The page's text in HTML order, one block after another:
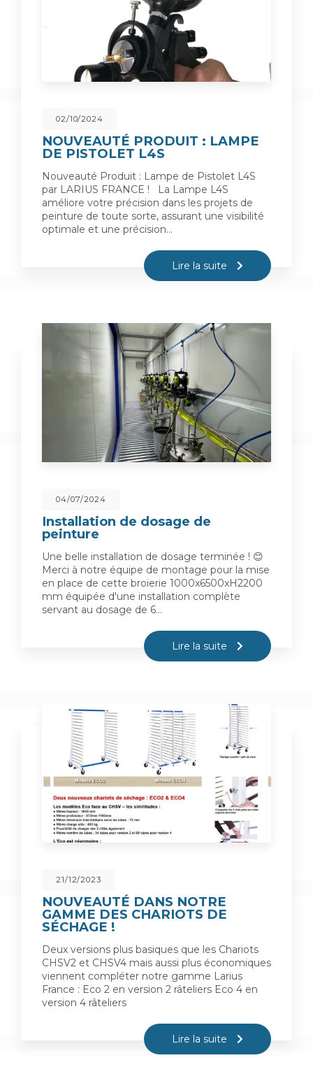
02/10/2024
NOUVEAUTÉ PRODUIT : LAMPE
DE PISTOLET L4S
Nouveauté Produit : Lampe de Pistolet L4S
par LARIUS FRANCE ! La Lampe L4S
améliore votre précision dans les projets de
peinture de toute sorte, assurant une visibilité
optimale et une précision…
Lire la suite
04/07/2024
Installation de dosage de
peinture
Une belle installation de dosage terminée ! 😊
Merci à notre équipe de montage pour la mise
en place de cette broierie 1000x6500xH2200
mm équipée d'une installation complète
servant au dosage de 6…
Lire la suite
21/12/2023
NOUVEAUTÉ DANS NOTRE
GAMME DES CHARIOTS DE
SÉCHAGE !
Deux versions plus basiques que les Chariots
CHSV2 et CHSV4 mais aussi plus économiques
viennent compléter notre gamme Larius
France : Eco 2 en version 2 râteliers Eco 4 en
version 4 râteliers
Lire la suite